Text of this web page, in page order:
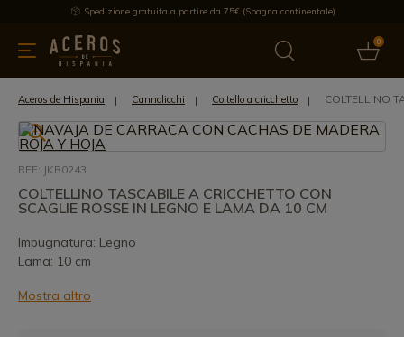
Spedizione gratuita a partire da 75€ (Spagna continentale)
0
cucina Offre Ultime notizie Venduti Marche
Aceros de Hispania Cannolicchi Coltello a cricchetto COLTELLINO
REF: JKR0243
COLTELLINO TASCABILE A CRICCHETTO CON
SCAGLIE ROSSE IN LEGNO E LAMA DA 10 CM
Impugnatura: Legno
Lama: 10 cm
Mostra altro